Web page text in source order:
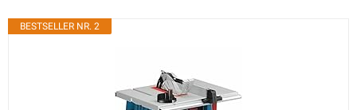
BESTSELLER NR. 2